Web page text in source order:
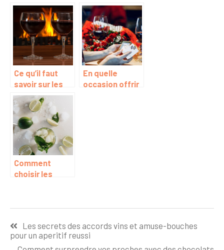
du Clos des
Papes font la
tendance
actuelle ?
reussit a tous
les coups.
Ce qu’il faut
savoir sur les
vins AOC
En quelle
occasion offrir
Comment
choisir les
cocktails ?
de
Les secrets des accords vins et amuse-bouches
pour un aperitif reussi